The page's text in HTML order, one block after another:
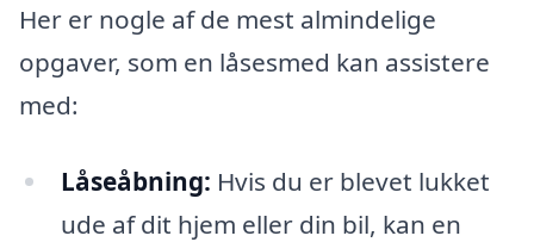
Her er nogle af de mest almindelige
opgaver, som en låsesmed kan assistere
med:
Låseåbning: Hvis du er blevet lukket
ude af dit hjem eller din bil, kan en